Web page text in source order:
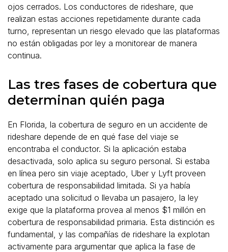
ojos cerrados. Los conductores de rideshare, que
realizan estas acciones repetidamente durante cada
turno, representan un riesgo elevado que las plataformas
no están obligadas por ley a monitorear de manera
continua.
Las tres fases de cobertura que
determinan quién paga
En Florida, la cobertura de seguro en un accidente de
rideshare depende de en qué fase del viaje se
encontraba el conductor. Si la aplicación estaba
desactivada, solo aplica su seguro personal. Si estaba
en línea pero sin viaje aceptado, Uber y Lyft proveen
cobertura de responsabilidad limitada. Si ya había
aceptado una solicitud o llevaba un pasajero, la ley
exige que la plataforma provea al menos $1 millón en
cobertura de responsabilidad primaria. Esta distinción es
fundamental, y las compañías de rideshare la explotan
activamente para argumentar que aplica la fase de